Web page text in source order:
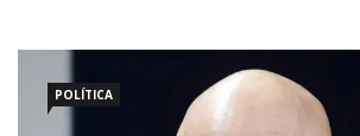
POLÍTICA